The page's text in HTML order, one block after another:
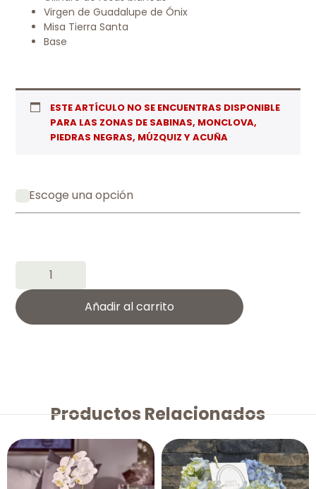
Virgen de Guadalupe de Ónix
Misa Tierra Santa
Base
ESTE ARTÍCULO NO SE ENCUENTRAS DISPONIBLE
PARA LAS ZONAS DE SABINAS, MONCLOVA,
PIEDRAS NEGRAS, MÚZQUIZ Y ACUÑA
Escoge una opción
Añadir al carrito
Productos Relacionados